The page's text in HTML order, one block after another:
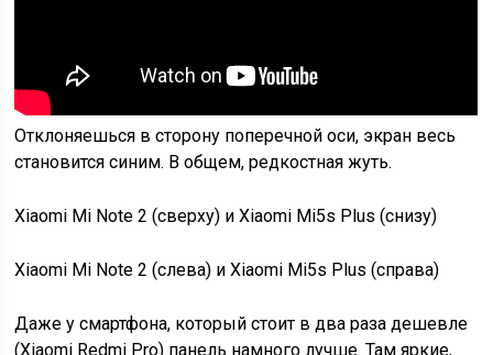
Отклоняешься в сторону поперечной оси, экран весь
становится синим. В общем, редкостная жуть.
Xiaomi Mi Note 2 (сверху) и Xiaomi Mi5s Plus (снизу)
Xiaomi Mi Note 2 (слева) и Xiaomi Mi5s Plus (справа)
Даже у смартфона, который стоит в два раза дешевле
(Xiaomi Redmi Pro) панель намного лучше. Там яркие,